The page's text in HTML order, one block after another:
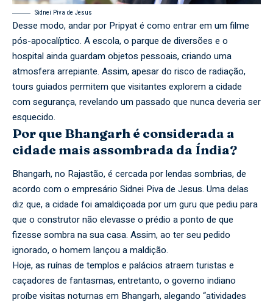
Sidnei Piva de Jesus
Desse modo, andar por Pripyat é como entrar em um filme
pós-apocalíptico. A escola, o parque de diversões e o
hospital ainda guardam objetos pessoais, criando uma
atmosfera arrepiante. Assim, apesar do risco de radiação,
tours guiados permitem que visitantes explorem a cidade
com segurança, revelando um passado que nunca deveria ser
esquecido.
Por que Bhangarh é considerada a
cidade mais assombrada da Índia?
Bhangarh, no Rajastão, é cercada por lendas sombrias, de
acordo com o empresário Sidnei Piva de Jesus. Uma delas
diz que, a cidade foi amaldiçoada por um guru que pediu para
que o construtor não elevasse o prédio a ponto de que
fizesse sombra na sua casa. Assim, ao ter seu pedido
ignorado, o homem lançou a maldição.
Hoje, as ruínas de templos e palácios atraem turistas e
caçadores de fantasmas, entretanto, o governo indiano
proíbe visitas noturnas em Bhangarh, alegando “atividades